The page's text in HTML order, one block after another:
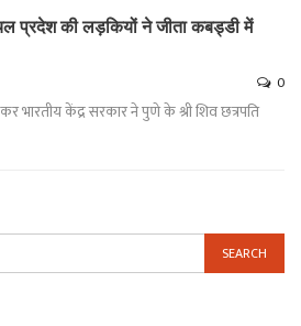
प्रदेश की लड़कियों ने जीता कबड्डी में
0
भारतीय केंद्र सरकार ने पुणे के श्री शिव छत्रपति